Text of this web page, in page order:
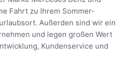
Fahrt zu Ihrem Sommer-
Außerden sind wir ein
und legen großen Wert
Kundenservice und